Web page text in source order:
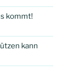
kommt!
kann